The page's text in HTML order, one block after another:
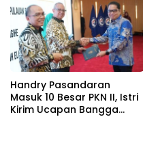
Handry Pasandaran
Masuk 10 Besar PKN II, Istri
Kirim Ucapan Bangga